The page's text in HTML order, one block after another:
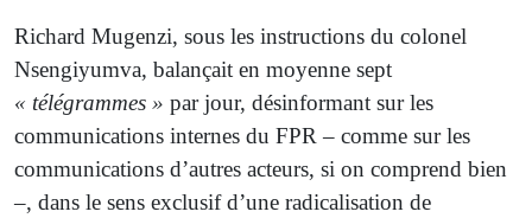
Richard Mugenzi, sous les instructions du colonel
Nsengiyumva, balançait en moyenne sept
« télégrammes » par jour, désinformant sur les
communications internes du FPR – comme sur les
communications d’autres acteurs, si on comprend bien
–, dans le sens exclusif d’une radicalisation de